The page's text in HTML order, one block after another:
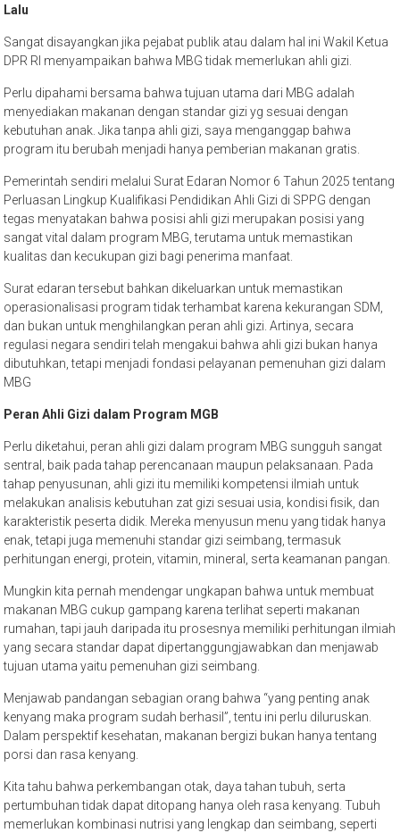
Lalu
Sangat disayangkan jika pejabat publik atau dalam hal ini Wakil Ketua
DPR RI menyampaikan bahwa MBG tidak memerlukan ahli gizi.
Perlu dipahami bersama bahwa tujuan utama dari MBG adalah
menyediakan makanan dengan standar gizi yg sesuai dengan
kebutuhan anak. Jika tanpa ahli gizi, saya menganggap bahwa
program itu berubah menjadi hanya pemberian makanan gratis.
Pemerintah sendiri melalui Surat Edaran Nomor 6 Tahun 2025 tentang
Perluasan Lingkup Kualifikasi Pendidikan Ahli Gizi di SPPG dengan
tegas menyatakan bahwa posisi ahli gizi merupakan posisi yang
sangat vital dalam program MBG, terutama untuk memastikan
kualitas dan kecukupan gizi bagi penerima manfaat.
Surat edaran tersebut bahkan dikeluarkan untuk memastikan
operasionalisasi program tidak terhambat karena kekurangan SDM,
dan bukan untuk menghilangkan peran ahli gizi. Artinya, secara
regulasi negara sendiri telah mengakui bahwa ahli gizi bukan hanya
dibutuhkan, tetapi menjadi fondasi pelayanan pemenuhan gizi dalam
MBG
Peran Ahli Gizi dalam Program MGB
Perlu diketahui, peran ahli gizi dalam program MBG sungguh sangat
sentral, baik pada tahap perencanaan maupun pelaksanaan. Pada
tahap penyusunan, ahli gizi itu memiliki kompetensi ilmiah untuk
melakukan analisis kebutuhan zat gizi sesuai usia, kondisi fisik, dan
karakteristik peserta didik. Mereka menyusun menu yang tidak hanya
enak, tetapi juga memenuhi standar gizi seimbang, termasuk
perhitungan energi, protein, vitamin, mineral, serta keamanan pangan.
Mungkin kita pernah mendengar ungkapan bahwa untuk membuat
makanan MBG cukup gampang karena terlihat seperti makanan
rumahan, tapi jauh daripada itu prosesnya memiliki perhitungan ilmiah
yang secara standar dapat dipertanggungjawabkan dan menjawab
tujuan utama yaitu pemenuhan gizi seimbang.
Menjawab pandangan sebagian orang bahwa “yang penting anak
kenyang maka program sudah berhasil”, tentu ini perlu diluruskan.
Dalam perspektif kesehatan, makanan bergizi bukan hanya tentang
porsi dan rasa kenyang.
Kita tahu bahwa perkembangan otak, daya tahan tubuh, serta
pertumbuhan tidak dapat ditopang hanya oleh rasa kenyang. Tubuh
memerlukan kombinasi nutrisi yang lengkap dan seimbang, seperti